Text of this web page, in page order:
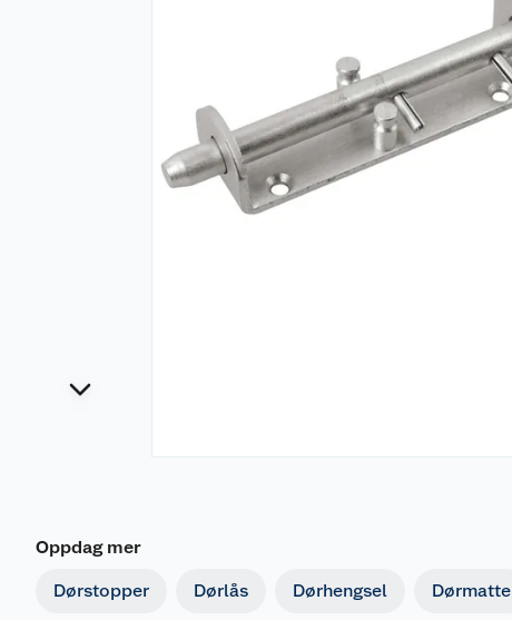
Oppdag mer
Dørstopper Dørlås Dørhengsel Dørmatte